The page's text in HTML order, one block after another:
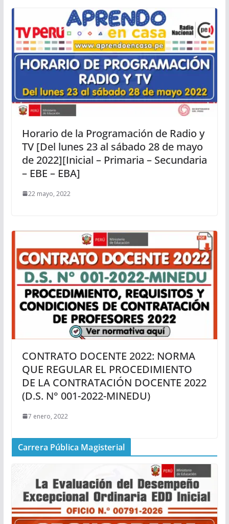
Horario de la Programación de Radio y
TV [Del lunes 23 al sábado 28 de mayo
de 2022][Inicial – Primaria – Secundaria
– EBE – EBA]
22 mayo, 2022
CONTRATO DOCENTE 2022: NORMA
QUE REGULAR EL PROCEDIMIENTO
DE LA CONTRATACIÓN DOCENTE 2022
(D.S. N° 001-2022-MINEDU)
7 enero, 2022
Carrera Pública Magisterial